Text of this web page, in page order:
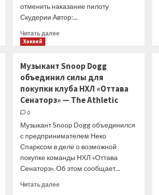
отменить наказание пилоту
Скудерии Автор:...
Читать далееПрочитать
сохранила
в
силе
результаты
Австралии,
отклонив
запрос
Ferrari
Хоккей
Музыкант Snoop Dogg
объединил силы для
покупки клуба НХЛ «Оттава
Сенаторз» — The Athletic
0
Музыкант Snoop Dogg объединился
с предпринимателем Неко
Спарксом в деле о возможной
покупке команды НХЛ «Оттава
Сенаторз». Об этом сообщает...
Читать далееПрочитать